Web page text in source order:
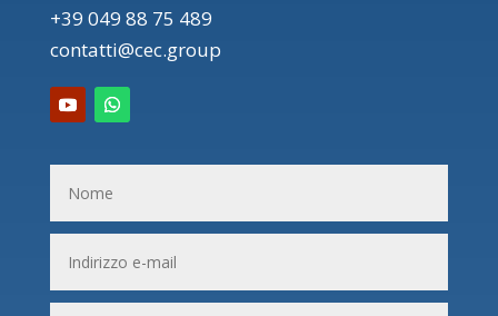
+39 049 88 75 489
contatti@cec.group